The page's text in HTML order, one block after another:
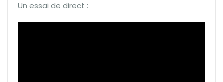
Un essai de direct :